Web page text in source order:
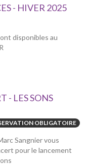
- HIVER 2025
disponibles au
- LES SONS
OBLIGATOIRE
Sangnier vous
pour le lancement